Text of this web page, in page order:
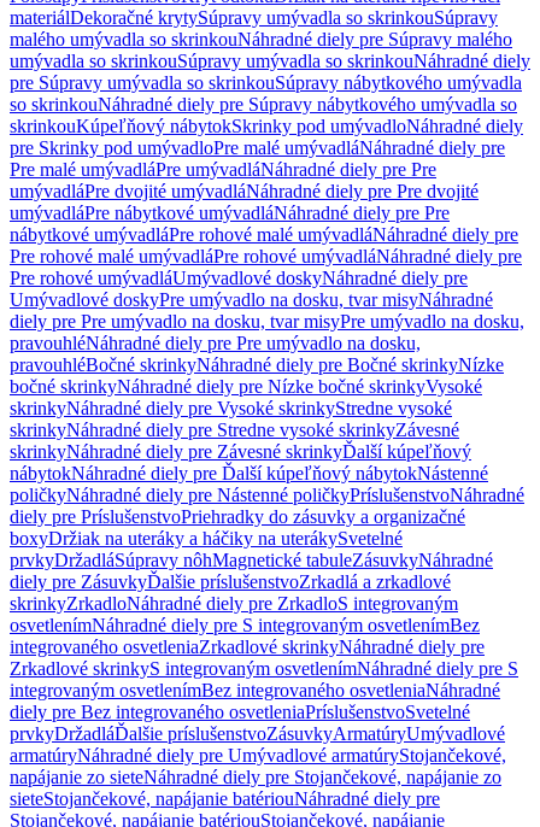
materiálDekoračné krytySúpravy umývadla so skrinkouSúpravy
malého umývadla so skrinkouNáhradné diely pre Súpravy malého
umývadla so skrinkouSúpravy umývadla so skrinkouNáhradné diely
pre Súpravy umývadla so skrinkouSúpravy nábytkového umývadla
so skrinkouNáhradné diely pre Súpravy nábytkového umývadla so
skrinkouKúpeľňový nábytokSkrinky pod umývadloNáhradné diely
pre Skrinky pod umývadloPre malé umývadláNáhradné diely pre
Pre malé umývadláPre umývadláNáhradné diely pre Pre
umývadláPre dvojité umývadláNáhradné diely pre Pre dvojité
umývadláPre nábytkové umývadláNáhradné diely pre Pre
nábytkové umývadláPre rohové malé umývadláNáhradné diely pre
Pre rohové malé umývadláPre rohové umývadláNáhradné diely pre
Pre rohové umývadláUmývadlové doskyNáhradné diely pre
Umývadlové doskyPre umývadlo na dosku, tvar misyNáhradné
diely pre Pre umývadlo na dosku, tvar misyPre umývadlo na dosku,
pravouhléNáhradné diely pre Pre umývadlo na dosku,
pravouhléBočné skrinkyNáhradné diely pre Bočné skrinkyNízke
bočné skrinkyNáhradné diely pre Nízke bočné skrinkyVysoké
skrinkyNáhradné diely pre Vysoké skrinkyStredne vysoké
skrinkyNáhradné diely pre Stredne vysoké skrinkyZávesné
skrinkyNáhradné diely pre Závesné skrinkyĎalší kúpeľňový
nábytokNáhradné diely pre Ďalší kúpeľňový nábytokNástenné
poličkyNáhradné diely pre Nástenné poličkyPríslušenstvoNáhradné
diely pre PríslušenstvoPriehradky do zásuvky a organizačné
boxyDržiak na uteráky a háčiky na uterákySvetelné
prvkyDržadláSúpravy nôhMagnetické tabuleZásuvkyNáhradné
diely pre ZásuvkyĎalšie príslušenstvoZrkadlá a zrkadlové
skrinkyZrkadloNáhradné diely pre ZrkadloS integrovaným
osvetlenímNáhradné diely pre S integrovaným osvetlenímBez
integrovaného osvetleniaZrkadlové skrinkyNáhradné diely pre
Zrkadlové skrinkyS integrovaným osvetlenímNáhradné diely pre S
integrovaným osvetlenímBez integrovaného osvetleniaNáhradné
diely pre Bez integrovaného osvetleniaPríslušenstvoSvetelné
prvkyDržadláĎalšie príslušenstvoZásuvkyArmatúryUmývadlové
armatúryNáhradné diely pre Umývadlové armatúryStojančekové,
napájanie zo sieteNáhradné diely pre Stojančekové, napájanie zo
sieteStojančekové, napájanie batériouNáhradné diely pre
Stojančekové, napájanie batériouStojančekové, napájanie